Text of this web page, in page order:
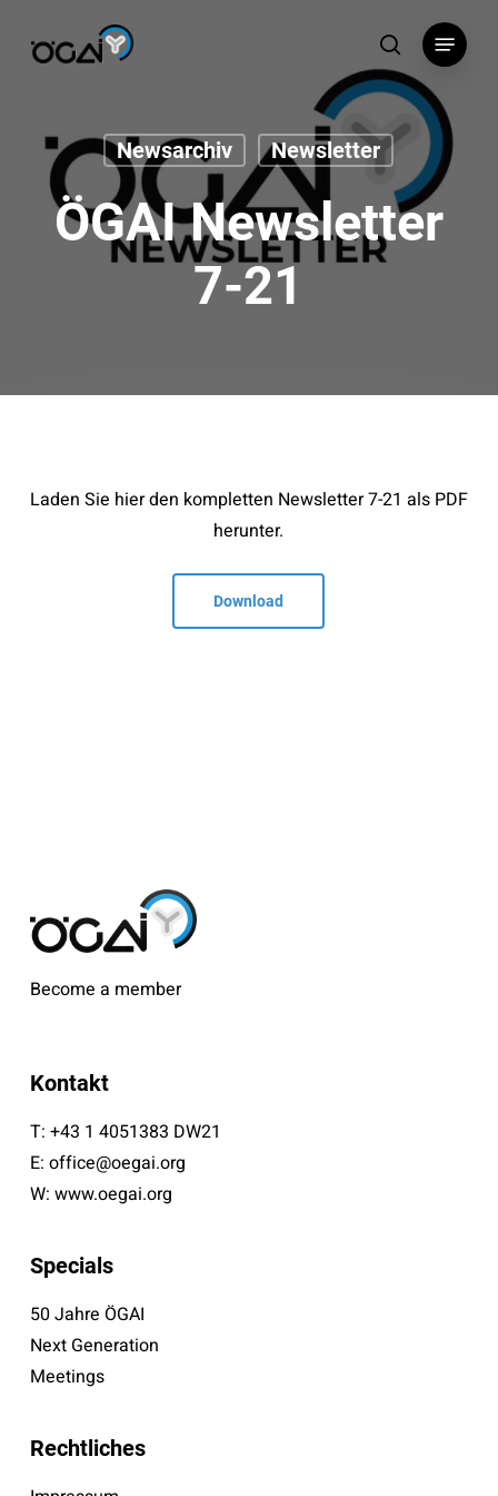
search
Menu
Newsarchiv Newsletter
ÖGAI Newsletter
7-21
Laden Sie hier den kompletten Newsletter 7-21 als PDF
herunter.
Download
Become a member
Kontakt
T: +43 1 4051383 DW21
E: office@oegai.org
W: www.oegai.org
Specials
50 Jahre ÖGAI
Next Generation
Meetings
Rechtliches